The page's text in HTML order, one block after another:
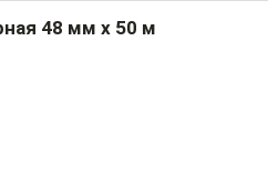
48 мм x 50 м